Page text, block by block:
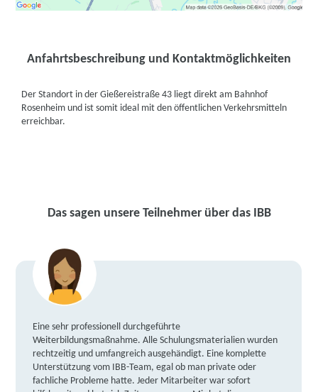
Anfahrtsbeschreibung und Kontaktmöglichkeiten
Der Standort in der Gießereistraße 43 liegt direkt am Bahnhof
Rosenheim und ist somit ideal mit den öffentlichen Verkehrsmitteln
erreichbar.
Das sagen unsere Teilnehmer über das IBB
Eine sehr professionell durchgeführte
Weiterbildungsmaßnahme. Alle Schulungsmaterialien wurden
rechtzeitig und umfangreich ausgehändigt. Eine komplette
Unterstützung vom IBB-Team, egal ob man private oder
fachliche Probleme hatte. Jeder Mitarbeiter war sofort